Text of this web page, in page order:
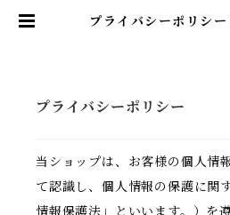
プライバシーポリシ
プライバシーポリシー
当ショップは、お客様の個人情
て認識し、個人情報の保護に関
情報保護法」といいます。）を